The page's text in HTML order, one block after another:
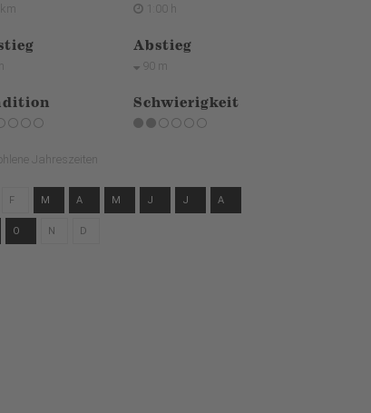
1:00 h
Abstieg
90 m
Schwierigkeit
Jahreszeiten
F M A M J J A
O N D